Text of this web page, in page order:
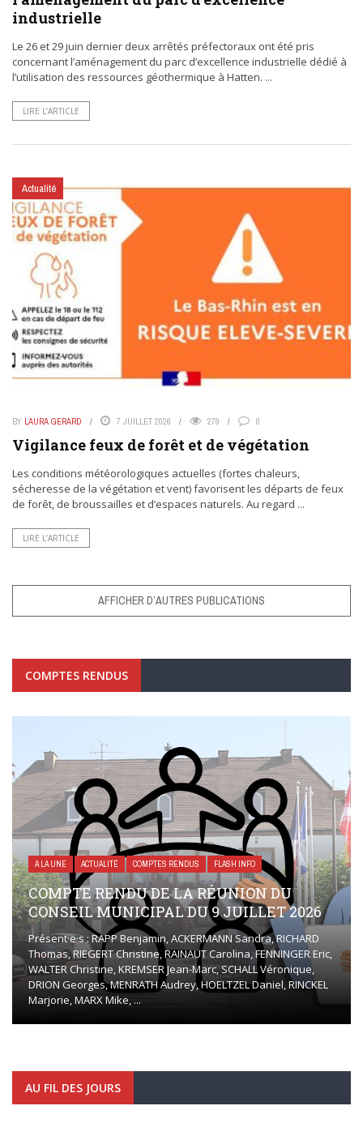
industrielle
Le 26 et 29 juin dernier deux arrêtés préfectoraux ont été pris
concernant l’aménagement du parc d’excellence industrielle dédié à
l’utilisation des ressources géothermique à Hatten. ...
LIRE L’ARTICLE
Actualité
BY LAURA GERARD 7 JUILLET 2026 279 0
Vigilance feux de forêt et de végétation
Les conditions météorologiques actuelles (fortes chaleurs,
sécheresse de la végétation et vent) favorisent les départs de feux
de forêt, de broussailles et d’espaces naturels. Au regard ...
LIRE L’ARTICLE
AFFICHER D’AUTRES PUBLICATIONS
COMPTES RENDUS
A LA UNE ACTUALITÉ COMPTES RENDUS FLASH INFO
COMPTE RENDU DE LA RÉUNION DU
CONSEIL MUNICIPAL DU 9 JUILLET 2026
Présent·e·s : RAPP Benjamin, ACKERMANN Sandra, RICHARD
Thomas, RIEGERT Christine, RAINAUT Carolina, FENNINGER Eric,
WALTER Christine, KREMSER Jean-Marc, SCHALL Véronique,
DRION Georges, MENRATH Audrey, HOELTZEL Daniel, RINCKEL
Marjorie, MARX Mike, ...
AU FIL DES JOURS